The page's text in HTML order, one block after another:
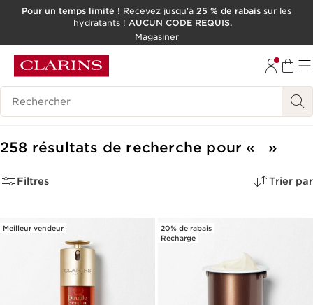
ALLER AU CONTENU
OUTIL D'ACCESSIBILITÉ
Pour un temps limité ! Recevez jusqu'à 25 % de rabais sur les
hydratants ! AUCUN CODE REQUIS.
Magasiner
Historique des recherches
258 résultats de recherche pour
Filtres Trier par
Meilleur vendeur
20% de rabais
Recharge